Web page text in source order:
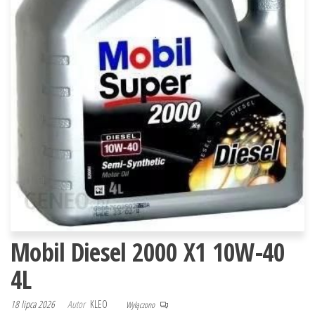
Mobil Diesel 2000 X1 10W-40
4L
18 lipca 2026 Autor KLEO Wyłączono